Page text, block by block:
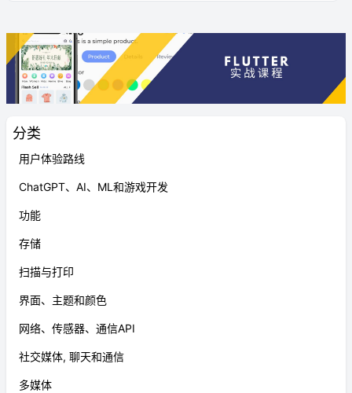
分类
用户体验路线
ChatGPT、AI、ML和游戏开发
功能
存储
扫描与打印
界面、主题和颜色
网络、传感器、通信API
社交媒体, 聊天和通信
多媒体